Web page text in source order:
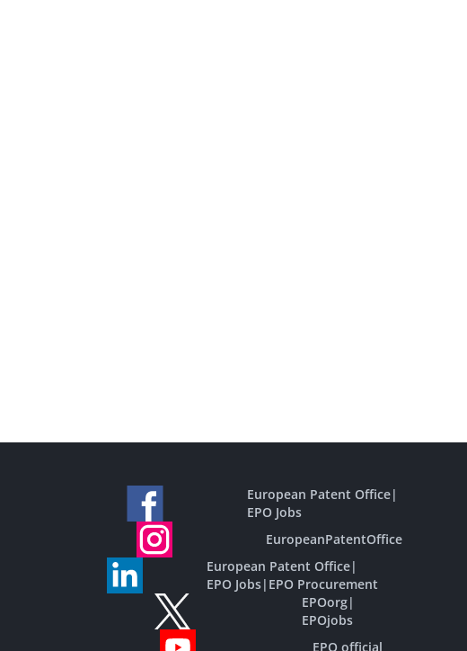
European Patent Office|
EPO Jobs
EuropeanPatentOffice
European Patent Office|
EPO Jobs| EPO Procurement
EPOorg|
EPOjobs
EPO official